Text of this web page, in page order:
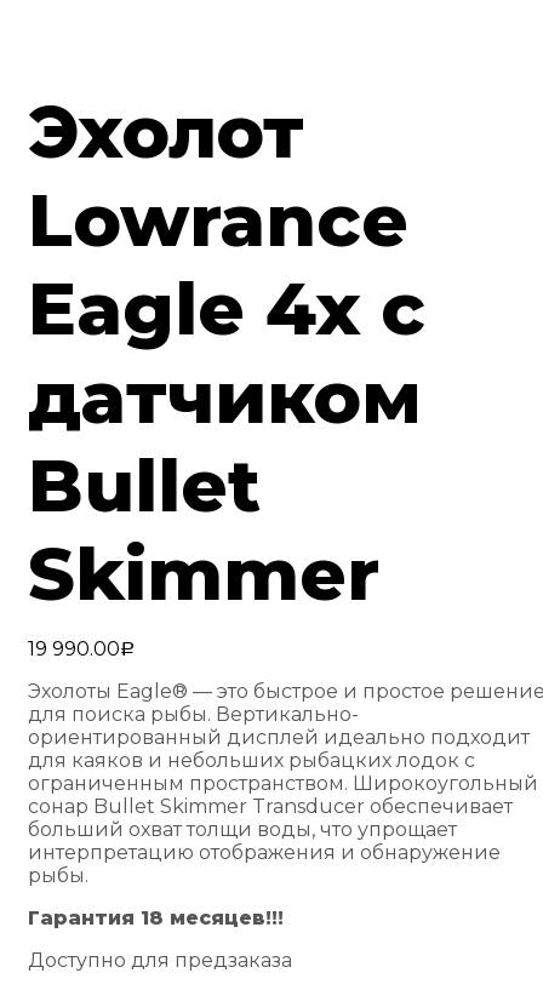
Эхолот
Lowrance
Eagle 4x с
датчиком
Bullet
Skimmer
19 990.00Р
Эхолоты Eagle® — это быстрое и простое
для поиска рыбы. Вертикально-
ориентированный дисплей идеально подходит
для каяков и небольших рыбацких лодок с
ограниченным пространством. Широкоугольный
сонар Bullet Skimmer Transducer обеспечивает
больший охват толщи воды, что упрощает
интерпретацию отображения и обнаружение
рыбы.
Гарантия 18 месяцев!!!
Доступно для предзаказа